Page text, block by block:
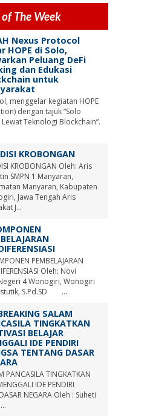
The Week
Nexus Protocol
HOPE di Solo,
Peluang DeFi
dan Edukasi
untuk
menggelar kegiatan HOPE
dengan tajuk “Solo
Teknologi Blockchain”.
KROBONGAN
KROBONGAN Oleh: Aris
SMPN 1 Manyaran,
Manyaran, Kabupaten
Jawa Tengah Aris
J...
PEMBELAJARAN
Oleh: Novi
4 Wonogiri, Wonogiri
S.Pd.SD ...
SALAM
TINGKATKAN
BELAJAR
IDE PENDIRI
TENTANG DASAR
PANCASILA TINGKATKAN
IDE PENDIRI
NEGARA Oleh : Suheti